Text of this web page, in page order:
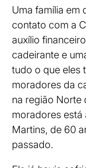
Uma família em
contato com a
auxílio
cadeirante e
tudo o que eles
moradores da
na região Norte
moradores está
Martins, de 60
passado.